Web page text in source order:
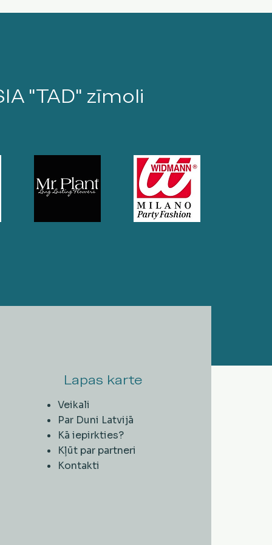
"TAD" zīmoli
Lapas karte
Veikali
Par Duni Latvijā
Kā iepirkties?
Kļūt par partneri
Kontakti